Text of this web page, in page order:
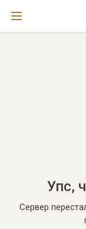
Упс,
Сервер